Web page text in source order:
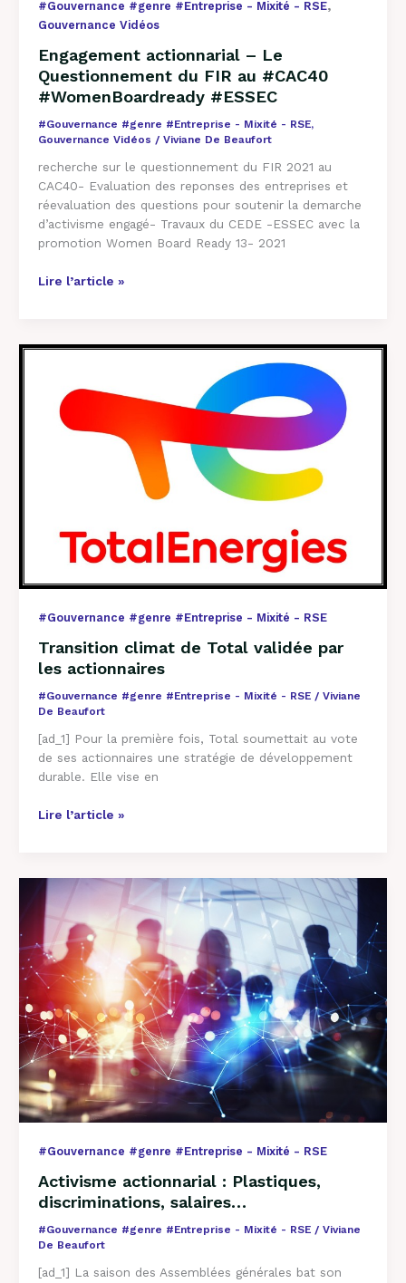
#Gouvernance #genre #Entreprise - Mixité - RSE,
Gouvernance Vidéos
Engagement actionnarial – Le
Questionnement du FIR au #CAC40
#WomenBoardready #ESSEC
#Gouvernance #genre #Entreprise - Mixité - RSE,
Gouvernance Vidéos / Viviane De Beaufort
recherche sur le questionnement du FIR 2021 au
CAC40- Evaluation des reponses des entreprises et
réevaluation des questions pour soutenir la demarche
d’activisme engagé- Travaux du CEDE -ESSEC avec la
promotion Women Board Ready 13- 2021
#ESSEC
Lire l’article »
#Gouvernance #genre #Entreprise - Mixité - RSE
Transition climat de Total validée par
les actionnaires
#Gouvernance #genre #Entreprise - Mixité - RSE/ Viviane
De Beaufort
[ad_1] Pour la première fois, Total soumettait au vote
de ses actionnaires une stratégie de développement
durable. Elle vise en
Transition
Total
validée
Lire l’article »
#Gouvernance #genre #Entreprise - Mixité - RSE
Activisme actionnarial : Plastiques,
discriminations, salaires…
#Gouvernance #genre #Entreprise - Mixité - RSE/ Viviane
De Beaufort
[ad_1] La saison des Assemblées générales bat son
Activisme
actionnarial
Plastiques,
discriminations,
salaires…